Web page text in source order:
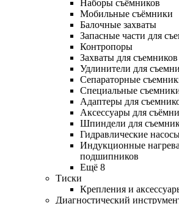
Наборы съёмников
Мобильные съёмники
Балочные захваты
Запасные части для
Контропоры
Захваты для съемников
Удлинители для
Сепараторные
Специальные
Адаптеры для
Аксессуары для
Шпиндели для
Гидравлические
Индукционные
подшипников
Ещё 8
Тиски
Крепления и
Диагностический